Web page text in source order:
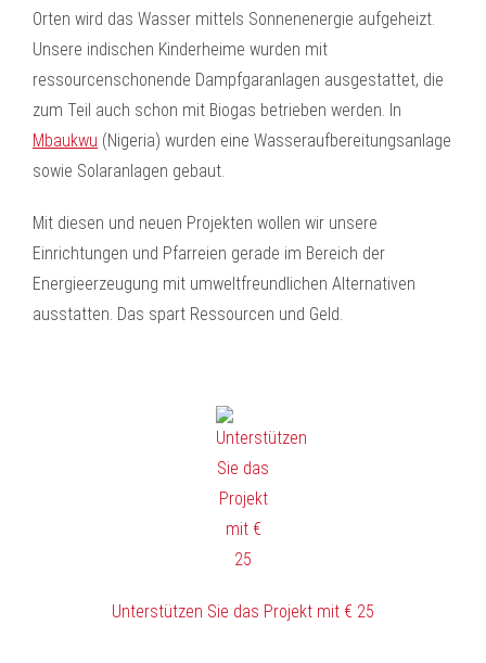
Orten wird das Wasser mittels Sonnenenergie aufgeheizt.
Unsere indischen Kinderheime wurden mit
ressourcenschonende Dampfgaranlagen ausgestattet, die
zum Teil auch schon mit Biogas betrieben werden. In
Mbaukwu (Nigeria) wurden eine Wasseraufbereitungsanlage
sowie Solaranlagen gebaut.
Mit diesen und neuen Projekten wollen wir unsere
Einrichtungen und Pfarreien gerade im Bereich der
Energieerzeugung mit umweltfreundlichen Alternativen
ausstatten. Das spart Ressourcen und Geld.
Unterstützen Sie das Projekt mit € 25